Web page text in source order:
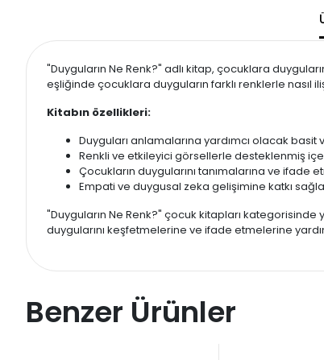
"Duyguların Ne Renk?" adlı kitap, çocuklara
eşliğinde çocuklara duyguların farklı renklerle nasıl
Kitabın özellikleri:
Duyguları anlamalarına yardımcı olacak basit
Renkli ve etkileyici görsellerle desteklenmiş
Çocukların duygularını tanımalarına ve ifade
Empati ve duygusal zeka gelişimine katkı
"Duyguların Ne Renk?" çocuk kitapları
duygularını keşfetmelerine ve ifade etmelerine
Benzer Ürünler